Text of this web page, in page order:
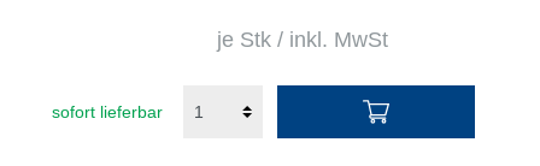
je Stk / inkl. MwSt
sofort lieferbar